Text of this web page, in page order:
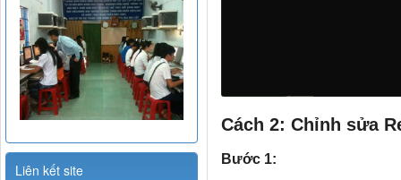
Cách 2: Chỉnh sửa
Bước 1:
Liên kết site